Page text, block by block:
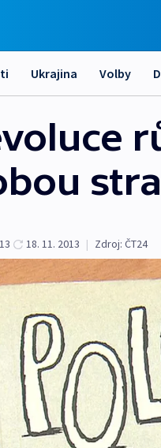
Ukrajina Volby
18. 11. 2013 | Zdroj: ČT24